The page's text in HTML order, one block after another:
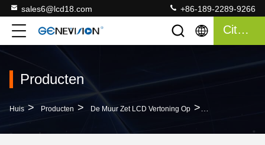
sales6@lcd18.com +86-189-2289-9266
Citaat
Producten
Huis > Producten > De Muur Zet LCD Vertoning Op >